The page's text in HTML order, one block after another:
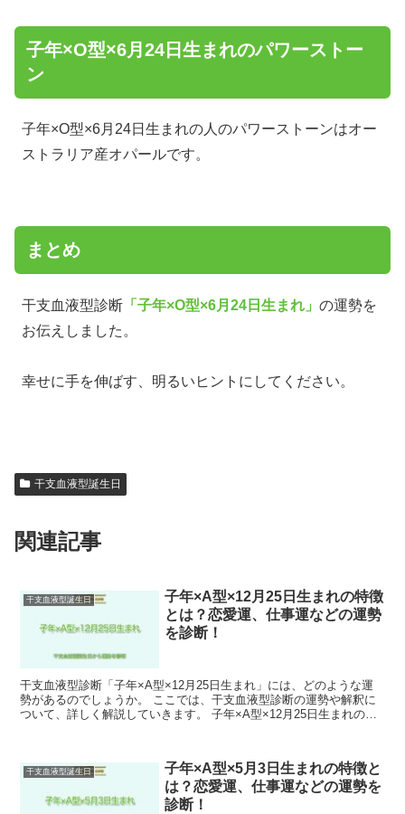
子年×O型×6月24日生まれのパワーストー
ン
子年×O型×6月24日生まれの人のパワーストーンはオー
ストラリア産オパールです。
まとめ
干支血液型診断 「子年×O型×6月24日生まれ」 の運勢を
お伝えしました。
幸せに手を伸ばす、明るいヒントにしてください。
干支血液型誕生日
関連記事
干支血液型誕生日
子年×A型×12月25日生まれの特徴
とは？恋愛運、仕事運などの運勢
を診断！
干支血液型診断「子年×A型×12月25日生まれ」には、どのような運
勢があるのでしょうか。 ここでは、干支血液型診断の運勢や解釈に
ついて、詳しく解説していきます。 子年×A型×12月25日生まれの人
干支血液型誕生日
子年×A型×5月3日生まれの特徴と
は？恋愛運、仕事運などの運勢を
診断！